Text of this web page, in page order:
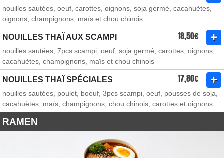
nouilles sautées, oeuf, carottes, oignons, soja germé, cacahuètes,
oignons, champignons, maïs et chou chinois
NOUILLES THAÏ AUX SCAMPI 18,50€
nouilles sautées, 7pcs scampi, oeuf, soja germé, carottes, oignons,
cacahuètes, champignons, maïs et chou chinois
NOUILLES THAÏ SPÉCIALES 17,80€
nouilles sautées, poulet, boeuf, 3pcs scampi, oeuf, pousses de soja,
cacahuètes, maïs, champignons, chou chinois, carottes et oignons
RAMEN